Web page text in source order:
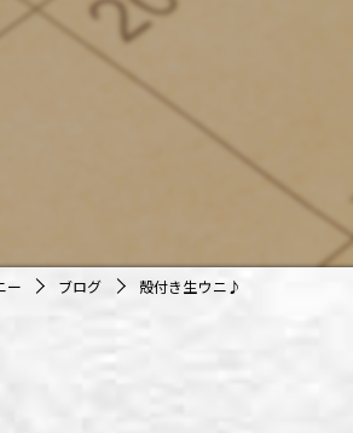
ランチ
焼きそば
ー ブログ 殻付き生ウニ♪